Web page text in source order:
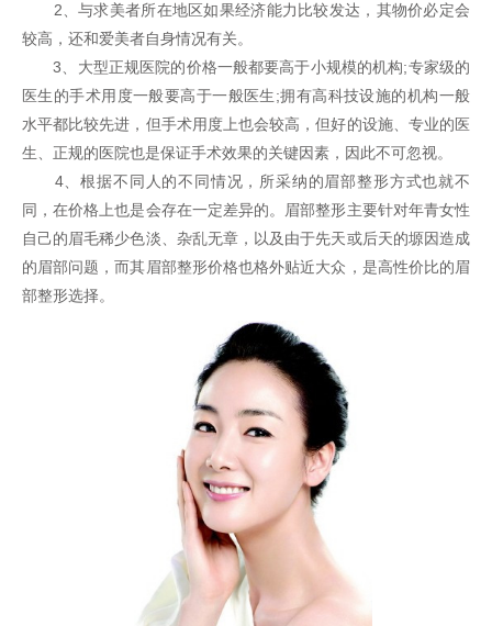
2、与求美者所在地区如果经济能力比较发达，其物价必定会
较高，还和爱美者自身情况有关。
3、大型正规医院的价格一般都要高于小规模的机构;专家级的
医生的手术用度一般要高于一般医生;拥有高科技设施的机构一般
水平都比较先进，但手术用度上也会较高，但好的设施、专业的医
生、正规的医院也是保证手术效果的关键因素，因此不可忽视。
4、根据不同人的不同情况，所采纳的眉部整形方式也就不
同，在价格上也是会存在一定差异的。眉部整形主要针对年青女性
自己的眉毛稀少色淡、杂乱无章，以及由于先天或后天的塬因造成
的眉部问题，而其眉部整形价格也格外贴近大众，是高性价比的眉
部整形选择。